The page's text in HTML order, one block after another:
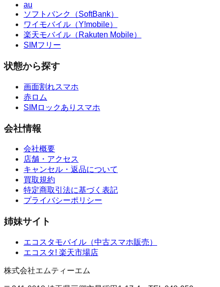
au
ソフトバンク（SoftBank）
ワイモバイル（Y!mobile）
楽天モバイル（Rakuten Mobile）
SIMフリー
状態から探す
画面割れスマホ
赤ロム
SIMロックありスマホ
会社情報
会社概要
店舗・アクセス
キャンセル・返品について
買取規約
特定商取引法に基づく表記
プライバシーポリシー
姉妹サイト
エコスタモバイル （中古スマホ販売）
エコスタ! 楽天市場店
株式会社エムティーエム